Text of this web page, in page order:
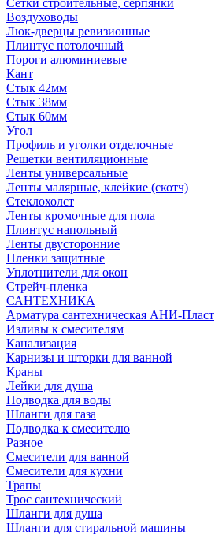
Сетки строительные, серпянки
Воздуховоды
Люк-дверцы ревизионные
Плинтус потолочный
Пороги алюминиевые
Кант
Стык 42мм
Стык 38мм
Стык 60мм
Угол
Профиль и уголки отделочные
Решетки вентиляционные
Ленты универсальные
Ленты малярные, клейкие (скотч)
Стеклохолст
Ленты кромочные для пола
Плинтус напольный
Ленты двусторонние
Пленки защитные
Уплотнители для окон
Стрейч-пленка
САНТЕХНИКА
Арматура сантехническая АНИ-Пласт
Изливы к смесителям
Канализация
Карнизы и шторки для ванной
Краны
Лейки для душа
Подводка для воды
Шланги для газа
Подводка к смесителю
Разное
Смесители для ванной
Смесители для кухни
Трапы
Трос сантехнический
Шланги для душа
Шланги для стиральной машины